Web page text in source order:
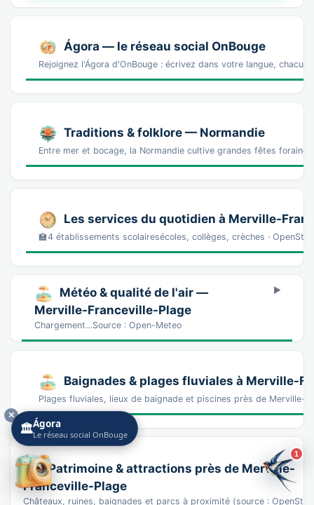
1
Ágora — le réseau social OnBouge
Rejoignez l'Ágora d'OnBouge : écrivez dans votre langue,
Traditions & folklore — Normandie
Entre mer et bocage, la Normandie cultive grandes fêtes
Les services du quotidien à Merville-
🏫4 établissements scolairesécoles, collèges, crèches ·
Météo & qualité de l'air —
Merville-Franceville-Plage
Chargement…Source : Open-Meteo
Baignades & plages fluviales à Merville-
Plages fluviales, lieux de baignade et piscines près de Merville-
Patrimoine & attractions près de Merville-
Franceville-Plage
Châteaux, ruines, baignades et parcs à proximité (source :
🏛️Ágora
Le réseau social OnBouge
✕